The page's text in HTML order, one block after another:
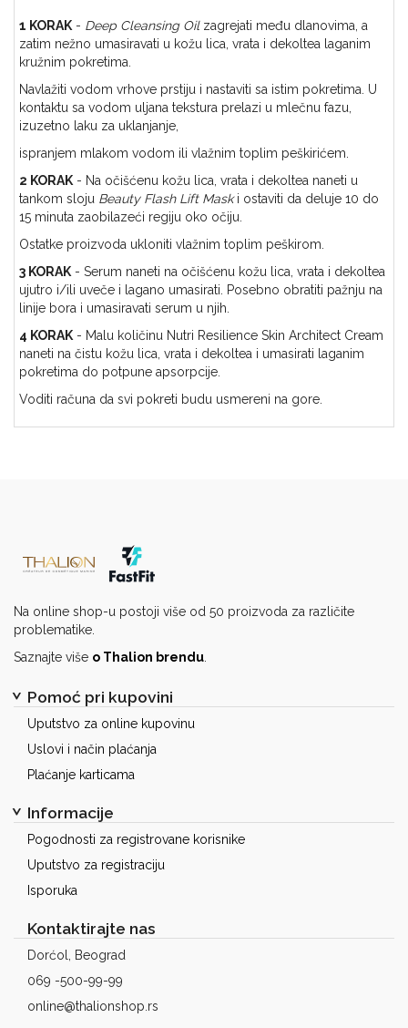
1 KORAK - Deep Cleansing Oilzagrejati među dlanovima, a
zatim nežno umasiravati u kožu lica, vrata i dekoltea laganim
kružnim pokretima.
Navlažiti vodom vrhove prstiju i nastaviti sa istim pokretima. U
kontaktu sa vodom uljana tekstura prelazi u mlečnu fazu,
izuzetno laku za uklanjanje,
ispranjem mlakom vodom ili vlažnim toplim peškirićem.
2 KORAK - Na očišćenu kožu lica, vrata i dekoltea naneti u
tankom sloju Beauty Flash Lift Maski ostaviti da deluje 10 do
15 minuta zaobilazeći regiju oko očiju.
Ostatke proizvoda ukloniti vlažnim toplim peškirom.
3 KORAK - Serum naneti na očišćenu kožu lica, vrata i dekoltea
ujutro i/ili uveče i lagano umasirati. Posebno obratiti pažnju na
linije bora i umasiravati serum u njih.
4 KORAK - Malu količinu Nutri Resilience Skin Architect Cream
naneti na čistu kožu lica, vrata i dekoltea i umasirati laganim
pokretima do potpune apsorpcije.
Voditi računa da svi pokreti budu usmereni na gore.
Na online shop-u postoji više od 50 proizvoda za različite
problematike.
Saznajte više o Thalion brendu
Pomoć pri kupovini
Uputstvo za online kupovinu
Uslovi i način plaćanja
Plaćanje karticama
Informacije
Pogodnosti za registrovane korisnike
Uputstvo za registraciju
Isporuka
Kontaktirajte nas
Dorćol, Beograd
069 -500-99-99
online@thalionshop.rs